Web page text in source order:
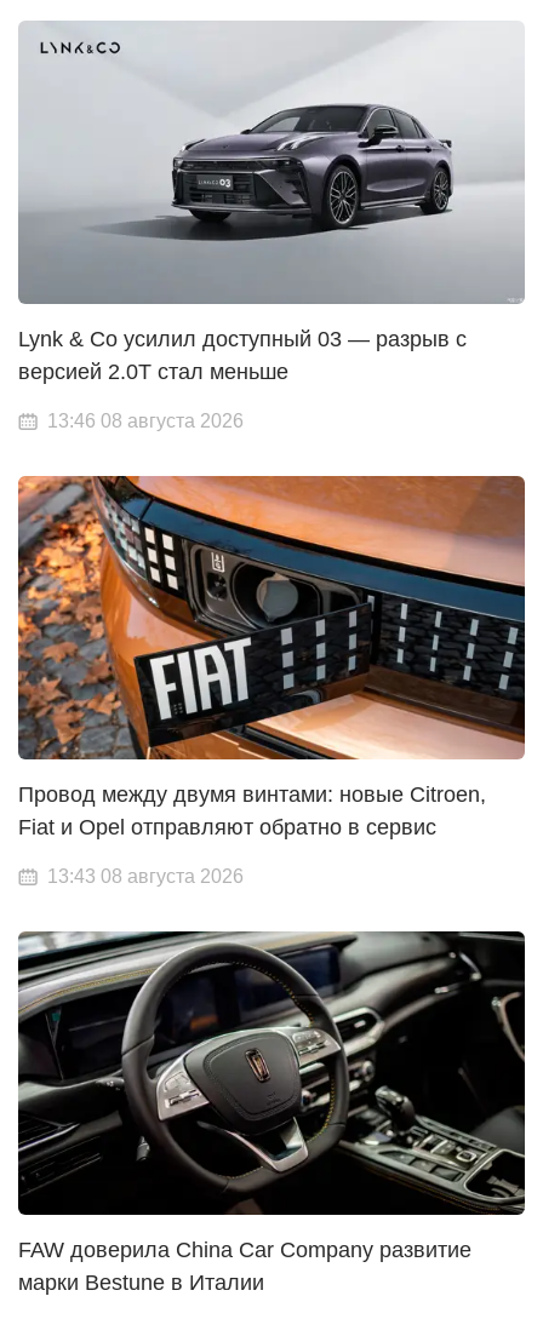
Lynk & Co усилил доступный 03 — разрыв с
версией 2.0T стал меньше
13:46 08 августа 2026
Провод между двумя винтами: новые Citroen,
Fiat и Opel отправляют обратно в сервис
13:43 08 августа 2026
FAW доверила China Car Company развитие
марки Bestune в Италии